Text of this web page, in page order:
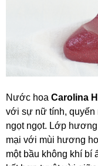
Nước hoa Carolina
với sự nữ tính, quyến
ngọt ngọt. Lớp
mại với mùi hương
một bầu không khí bí